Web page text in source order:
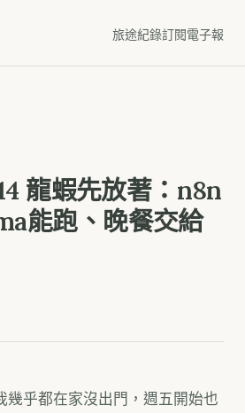
旅途紀錄訂閱電子報
龍蝦先放著：n8n
能跑、晚餐交給
幾乎都在家沒出門，週五開始也